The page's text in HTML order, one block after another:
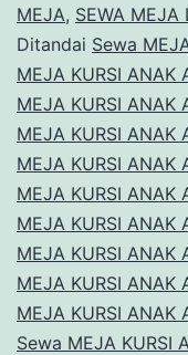
MEJA, SEWA MEJA
Ditandai Sewa
MEJA KURSI ANAK
MEJA KURSI ANAK
MEJA KURSI ANAK
MEJA KURSI
MEJA KURSI ANAK
MEJA KURSI ANAK
MEJA KURSI ANAK
MEJA KURSI ANAK
MEJA KURSI
Sewa MEJA KURSI